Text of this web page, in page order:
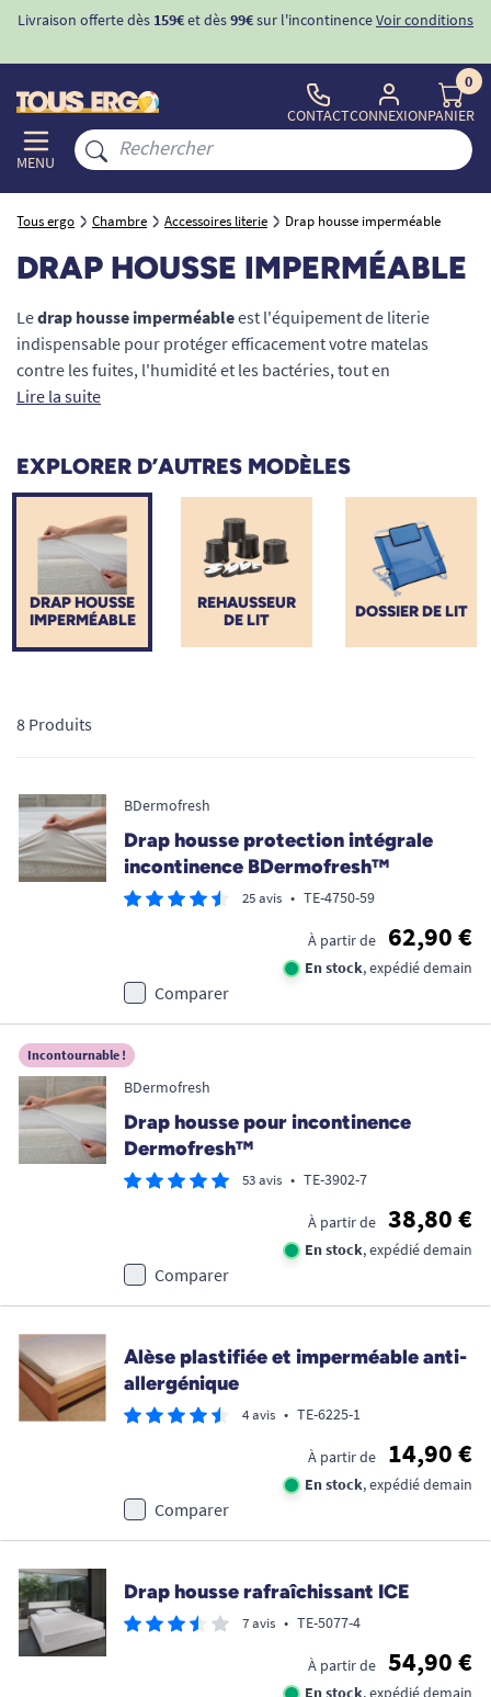
Livraison offerte dès 159€et dès99€sur l'incontinenceVoir conditions
MENU
CONTACTCONNEXION
0
PANIER
Tous ergo Chambre Accessoires literie Drap housse imperméable
DRAP HOUSSE IMPERMÉABLE
Ledrap housse imperméableest l'équipement de literie
indispensable pour protéger efficacement votre matelas
contre les fuites, l'humidité et les bactéries, tout en
garantissant un sommeil réparateur. Idéal pour les personnes
domicile, il combine la douceur d'un drap traditionnel à la
sécurité d'une protection intraversable. Chez Tous Ergo,
expert en autonomie, nous proposons des draps innovants,
silencieux et respirants. Explorez notre sélection pour
préserver l'hygiène de votre literie et maximiser votre confort
nocturne.
Lire la suite
EXPLORER D’AUTRES MODÈLES
REHAUSSEUR
DE LIT
DOSSIER DE LIT
DRAP HOUSSE
IMPERMÉABLE
8 Produits
BDermofresh
Drap housse protection intégrale
incontinence BDermofresh™
25 avis • TE-4750-59
À partir de 62,90 €
En stock, expédié demain
Comparer
Incontournable !
BDermofresh
Drap housse pour incontinence
Dermofresh™
53 avis • TE-3902-7
À partir de 38,80 €
En stock, expédié demain
Comparer
Alèse plastifiée et imperméable anti-
allergénique
4 avis • TE-6225-1
À partir de 14,90 €
En stock, expédié demain
Comparer
Drap housse rafraîchissant ICE
7 avis • TE-5077-4
À partir de 54,90 €